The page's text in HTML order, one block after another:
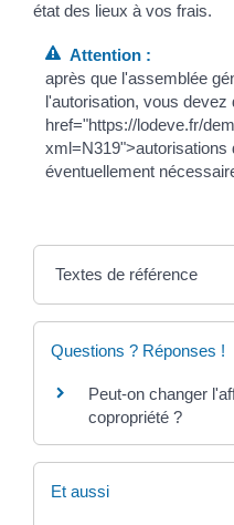
état des lieux à vos frais.
Attention :
après que l'assemblée
l'autorisation, vous
href="https://lodeve.fr/
xml=N319">autorisations
éventuellement
Textes de référence
Questions ? Réponses !
Peut-on changer
copropriété ?
Et aussi